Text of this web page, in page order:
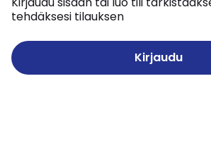
tehdäksesi tilauksen
Kirjaudu